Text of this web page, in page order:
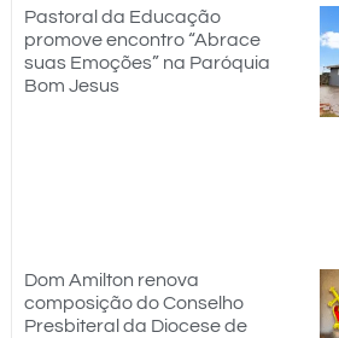
Pastoral da Educação
promove encontro “Abrace
suas Emoções” na Paróquia
Bom Jesus
Dom Amilton renova
composição do Conselho
Presbiteral da Diocese de